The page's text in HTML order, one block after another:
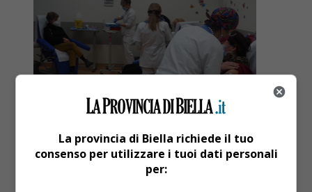
La provincia di Biella richiede il tuo
consenso per utilizzare i tuoi dati personali
per: